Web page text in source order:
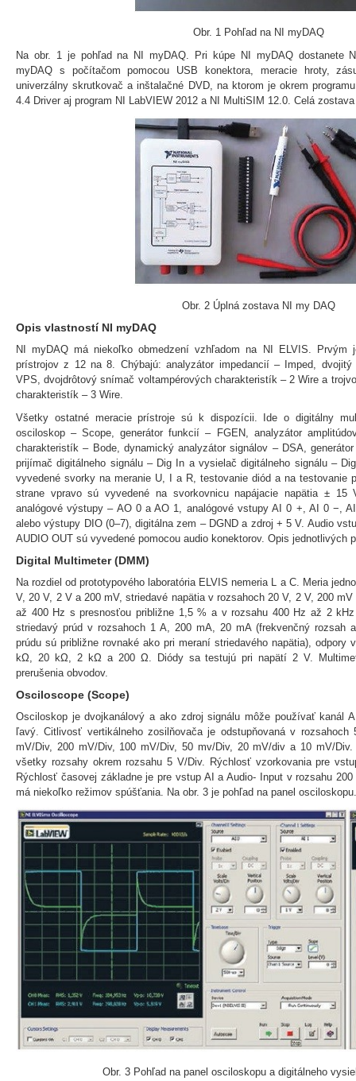
Obr. 1 Pohľad na NI myDAQ
Na obr. 1 je pohľad na NI myDAQ. Pri kúpe NI myDAQ dostanete
myDAQ s počítačom pomocou USB konektora, meracie hroty,
univerzálny skrutkovač a inštalačné DVD, na ktorom je okrem
4.4 Driver aj program NI LabVIEW 2012 a NI MultiSIM 12.0. Celá
Obr. 2 Úplná zostava NI my DAQ
Opis vlastností NI myDAQ
NI myDAQ má niekoľko obmedzení vzhľadom na NI ELVIS. Prvým
prístrojov z 12 na 8. Chýbajú: analyzátor impedancií – Imped,
VPS, dvojdrôtový snímač voltampérových charakteristík – 2 Wire a
charakteristík – 3 Wire.
Všetky ostatné meracie prístroje sú k dispozícii. Ide o digitálny
osciloskop – Scope, generátor funkcií – FGEN, analyzátor
charakteristík – Bode, dynamický analyzátor signálov – DSA,
prijímač digitálneho signálu – Dig In a vysielač digitálneho signálu –
vyvedené svorky na meranie U, I a R, testovanie diód a na testovanie
strane vpravo sú vyvedené na svorkovnicu napájacie napätia ± 15
analógové výstupy – AO 0 a AO 1, analógové vstupy AI 0 +, AI 0 −,
alebo výstupy DIO (0–7), digitálna zem – DGND a zdroj + 5 V. Audio
AUDIO OUT sú vyvedené pomocou audio konektorov. Opis jednotlivých
Digital Multimeter (DMM)
Na rozdiel od prototypového laboratória ELVIS nemeria L a C. Meria
V, 20 V, 2 V a 200 mV, striedavé napätia v rozsahoch 20 V, 2 V, 200
až 400 Hz s presnosťou približne 1,5 % a v rozsahu 400 Hz až 2
striedavý prúd v rozsahoch 1 A, 200 mA, 20 mA (frekvenčný rozsah
prúdu sú približne rovnaké ako pri meraní striedavého napätia),
kΩ, 20 kΩ, 2 kΩ a 200 Ω. Diódy sa testujú pri napätí 2 V.
prerušenia obvodov.
Osciloscope (Scope)
Osciloskop je dvojkanálový a ako zdroj signálu môže používať kanál
ľavý. Citlivosť vertikálneho zosilňovača je odstupňovaná v
mV/Div, 200 mV/Div, 100 mV/Div, 50 mv/Div, 20 mV/div a 10 mV/
všetky rozsahy okrem rozsahu 5 V/Div. Rýchlosť vzorkovania pre
Rýchlosť časovej základne je pre vstup AI a Audio- Input v rozsahu
má niekoľko režimov spúšťania. Na obr. 3 je pohľad na panel osciloskopu.
Obr. 3 Pohľad na panel osciloskopu a digitálneho